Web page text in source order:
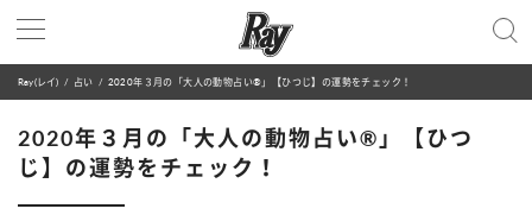
Ray(レイ) 占い 2020年３月の「大人の動物占い®」【ひつじ】の運勢をチェック！
2020年３月の「大人の動物占い®」【ひつ
じ】の運勢をチェック！